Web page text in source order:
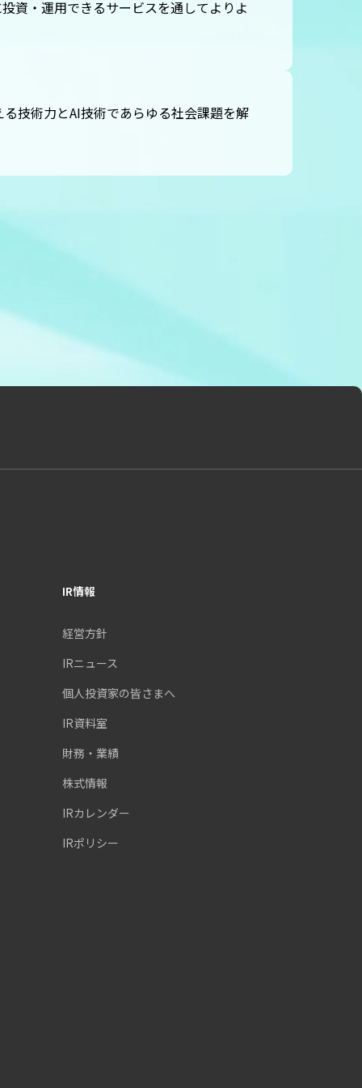
資・運用できるサービスを通してよりよ
技術力とAI技術であらゆる社会課題を解
IR情報
経営方針
IRニュース
個人投資家の皆さまへ
IR資料室
財務・業績
株式情報
IRカレンダー
IRポリシー